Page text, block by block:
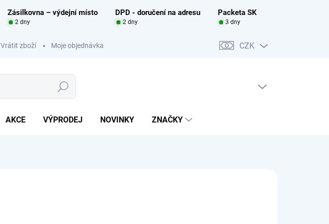
Zásilkovna – výdejní místo DPD - doručení na adresu Packeta SK
2 dny 2 dny 3 dny
Vrátit zboží Moje objednávka CZK
Hledat
AKCE VÝPRODEJ NOVINKY ZNAČKY